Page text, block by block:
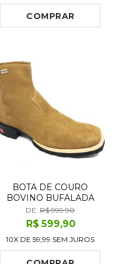
COMPRAR
BOTA DE COURO
BOVINO BUFALADA
MARFIM - CANO CURTO,
BICO QUADRADO,
SOLADO FLEX COMFORT
DE:R$ 999.90
R$ 599,90
10X DE59,99 SEM JUROS